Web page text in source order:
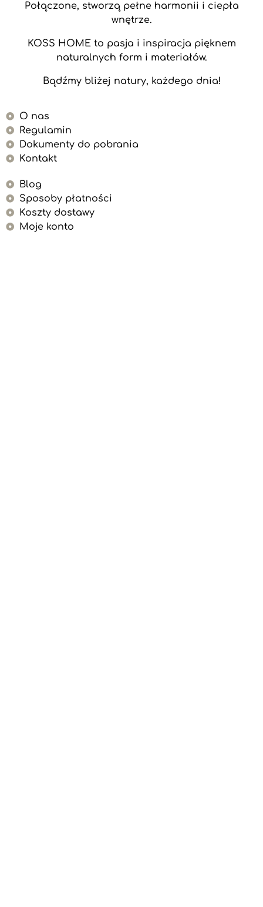
Połączone, stworzą pełne harmonii i ciepła
wnętrze.
KOSS HOME to pasja i inspiracja pięknem
naturalnych form i materiałów.
Bądźmy bliżej natury, każdego dnia!
O nas
Regulamin
Dokumenty do pobrania
Kontakt
Blog
Sposoby płatności
Koszty dostawy
Moje konto